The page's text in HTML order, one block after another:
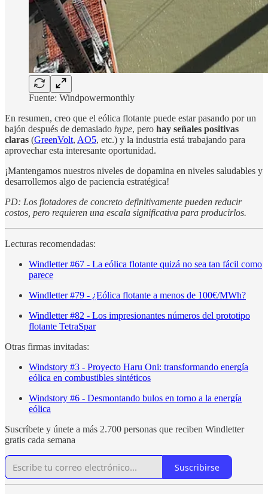
Fuente: Windpowermonthly
En resumen, creo que el eólica flotante puede estar pasando por un
bajón después de demasiado hype, pero hay señales positivas
claras (GreenVolt, AO5, etc.) y la industria está trabajando para
aprovechar esta interesante oportunidad.
¡Mantengamos nuestros niveles de dopamina en niveles saludables y
desarrollemos algo de paciencia estratégica!
PD: Los flotadores de concreto definitivamente pueden reducir
costos, pero requieren una escala significativa para producirlos.
Lecturas recomendadas:
Windletter #67 - La eólica flotante quizá no sea tan fácil como
parece
Windletter #79 - ¿Eólica flotante a menos de 100€/MWh?
Windletter #82 - Los impresionantes números del prototipo
flotante TetraSpar
Otras firmas invitadas:
Windstory #3 - Proyecto Haru Oni: transformando energía
eólica en combustibles sintéticos
Windstory #6 - Desmontando bulos en torno a la energía
eólica
Suscríbete y únete a más 2.700 personas que reciben Windletter
gratis cada semana
Suscribirse